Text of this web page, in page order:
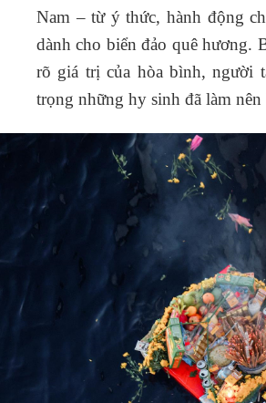
Nam – từ ý thức, hành động
dành cho biển đảo quê hương.
rõ giá trị của hòa bình, người
trọng những hy sinh đã làm nên